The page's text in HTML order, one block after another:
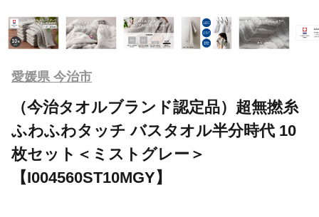
愛媛県 今治市
（今治タオルブランド認定品）超無撚糸
ふわふわタッチ バスタオル半分時代 10
枚セット＜ミストグレー＞
【I004560ST10MGY】